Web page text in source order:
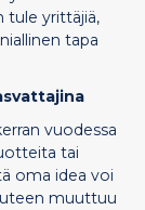
tule yrittäjiä,
tapa
vuodessa
tai
oma idea voi
muuttuu